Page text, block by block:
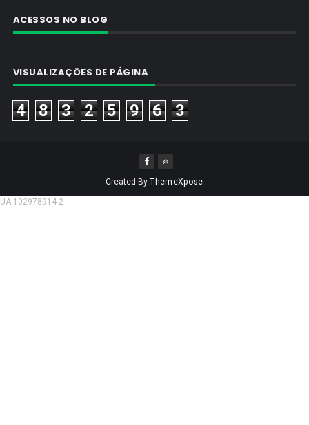
ACESSOS NO BLOG
VISUALIZAÇÕES DE PÁGINA
4 8 3 2 5 9 6 3
Created ByThemeXpose
UA-102978914-2